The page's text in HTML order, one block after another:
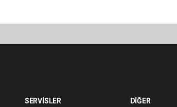
SERVİSLER DİĞER